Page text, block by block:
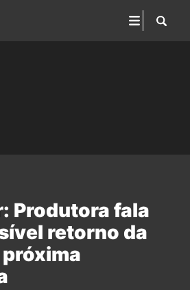
Produtora fala
retorno da